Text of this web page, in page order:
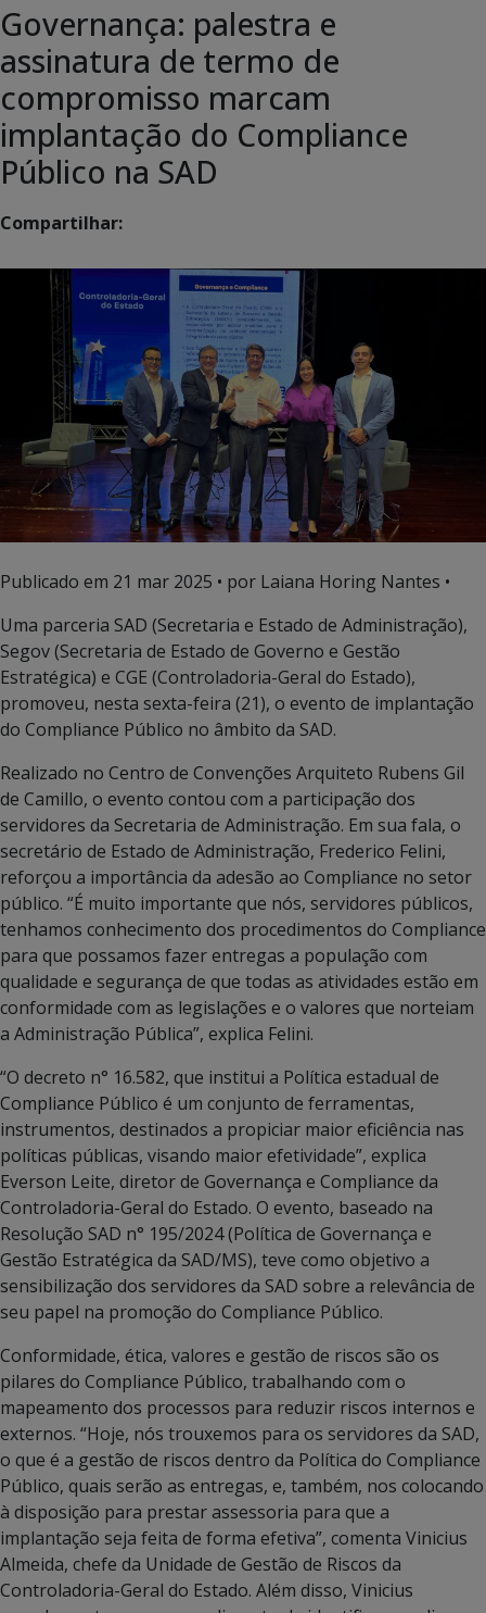
Governança: palestra e
assinatura de termo de
compromisso marcam
implantação do Compliance
Público na SAD
Compartilhar:
Publicado em 21 mar 2025 • por Laiana Horing Nantes •
Uma parceria SAD (Secretaria e Estado de Administração),
Segov (Secretaria de Estado de Governo e Gestão
Estratégica) e CGE (Controladoria-Geral do Estado),
promoveu, nesta sexta-feira (21), o evento de implantação
do Compliance Público no âmbito da SAD.
Realizado no Centro de Convenções Arquiteto Rubens Gil
de Camillo, o evento contou com a participação dos
servidores da Secretaria de Administração. Em sua fala, o
secretário de Estado de Administração, Frederico Felini,
reforçou a importância da adesão ao Compliance no setor
público. “É muito importante que nós, servidores públicos,
tenhamos conhecimento dos procedimentos do Compliance
para que possamos fazer entregas a população com
qualidade e segurança de que todas as atividades estão em
conformidade com as legislações e o valores que norteiam
a Administração Pública”, explica Felini.
“O decreto n° 16.582, que institui a Política estadual de
Compliance Público é um conjunto de ferramentas,
instrumentos, destinados a propiciar maior eficiência nas
políticas públicas, visando maior efetividade”, explica
Everson Leite, diretor de Governança e Compliance da
Controladoria-Geral do Estado. O evento, baseado na
Resolução SAD n° 195/2024 (Política de Governança e
Gestão Estratégica da SAD/MS), teve como objetivo a
sensibilização dos servidores da SAD sobre a relevância de
seu papel na promoção do Compliance Público.
Conformidade, ética, valores e gestão de riscos são os
pilares do Compliance Público, trabalhando com o
mapeamento dos processos para reduzir riscos internos e
externos. “Hoje, nós trouxemos para os servidores da SAD,
o que é a gestão de riscos dentro da Política do Compliance
Público, quais serão as entregas, e, também, nos colocando
à disposição para prestar assessoria para que a
implantação seja feita de forma efetiva”, comenta Vinicius
Almeida, chefe da Unidade de Gestão de Riscos da
Controladoria-Geral do Estado. Além disso, Vinicius